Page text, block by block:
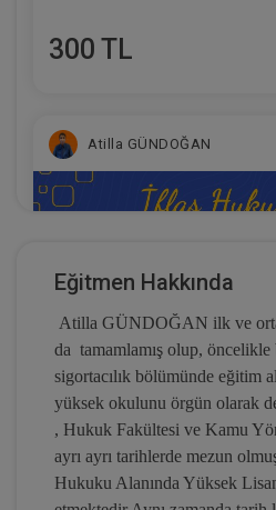
300 TL
Atilla GÜNDOĞAN
İflas Hukukunda Sıra
Eğitmen Hakkında
Atilla GÜNDOĞAN ilk ve
da tamamlamış olup, öncelikle
sigortacılık bölümünde eğitim
yüksek okulunu örgün olarak
, Hukuk Fakültesi ve Kamu
ayrı ayrı tarihlerde mezun
Hukuku Alanında Yüksek